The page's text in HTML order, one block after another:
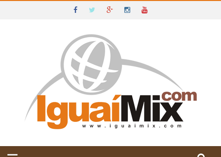
IGUAÍ E SUDOESTE DA BAHIA